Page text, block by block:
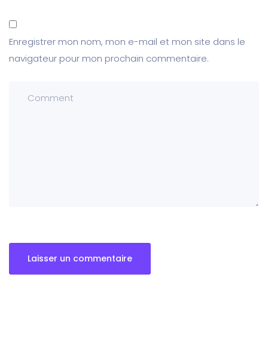
Enregistrer mon nom, mon e-mail et mon site dans le
navigateur pour mon prochain commentaire.